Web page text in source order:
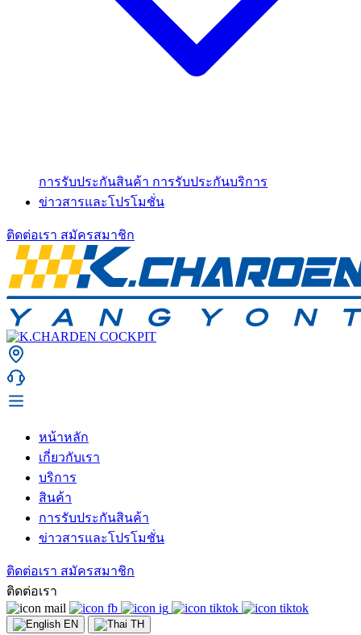
การรับประกันสินค้า การรับประกันบริการ
ข่าวสารและโปรโมชั่น
ติดต่อเรา สมัครสมาชิก
หน้าหลัก
เกี่ยวกับเรา
บริการ
สินค้า
การรับประกันสินค้า
ข่าวสารและโปรโมชั่น
ติดต่อเรา สมัครสมาชิก
ติดต่อเรา
EN TH